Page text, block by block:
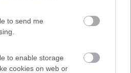
to send me
to enable storage
cookies on web or